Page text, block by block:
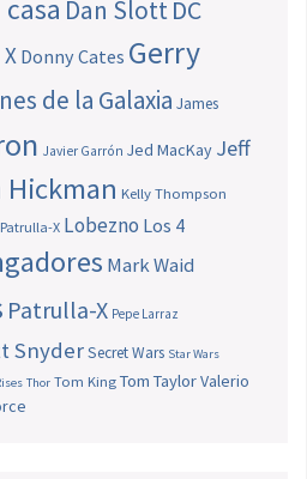
Dan SlottDC
Donny Cates Gerry
de la Galaxia James
Javier Garrón Jed MacKay Jeff
Kelly Thompson
X Lobezno Los 4
Mark Waid
Patrulla-X Pepe Larraz
SnyderSecret Wars Star Wars
Thor Tom King Tom TaylorValerio